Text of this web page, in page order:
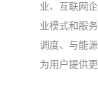
业、互联网
业模式和服
调度、与能
为用户提供